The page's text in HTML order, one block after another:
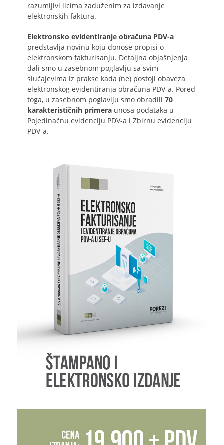
razumljivi licima zaduženim za izdavanje
elektronskih faktura.
Elektronsko evidentiranje obračuna PDV-a
predstavlja novinu koju donose propisi o
elektronskom fakturisanju. Detaljna objašnjenja
dali smo u zasebnom poglavlju sa svim
slučajevima iz prakse kada (ne) postoji obaveza
elektronskog evidentiranja obračuna PDV-a. Pored
toga, u zasebnom poglavlju smo obradili 70
karakterističnih primera unosa podataka u
Pojedinačnu evidenciju PDV-a i Zbirnu evidenciju
PDV-a.